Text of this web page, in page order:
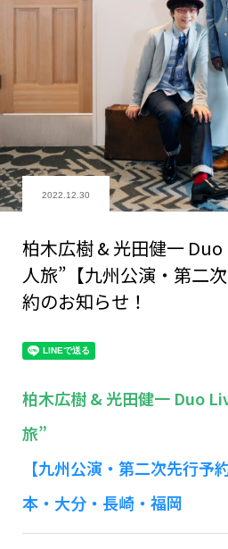
2022.12.30
柏木広樹 & 光田健一
人旅”【九州公演・第二
約のお知らせ！
柏木広樹 & 光田健一 Duo
旅”
【九州公演・第二次先行予
本・大分・長崎・福岡